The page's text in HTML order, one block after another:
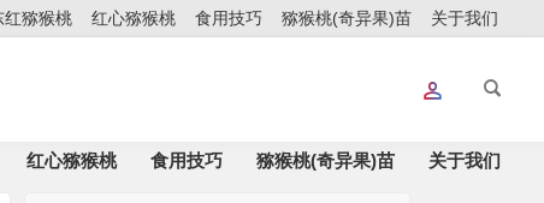
红猕猴桃 红心猕猴桃 食用技巧 猕猴桃(奇异果)苗 关于我们
红心猕猴桃 食用技巧 猕猴桃(奇异果)苗 关于我们